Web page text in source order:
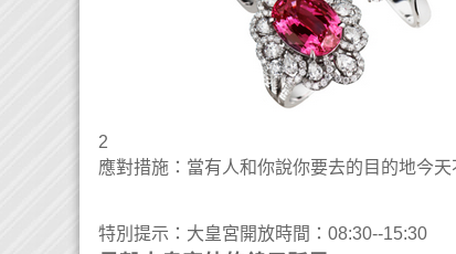
2
應對措施：當有人和你說你要去的目的地今
特別提示：大皇宮開放時間：08:30--15:30